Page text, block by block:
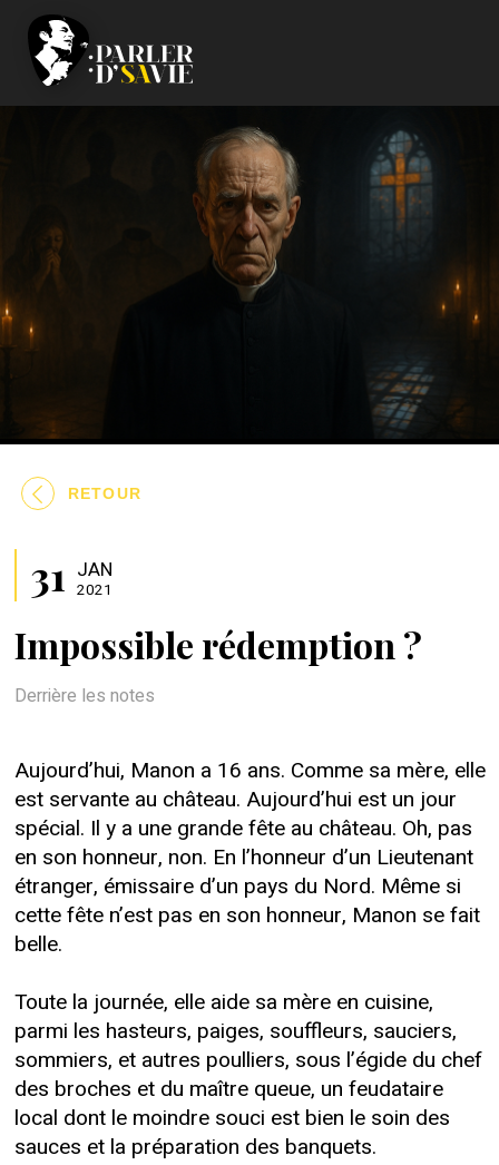
RETOUR
Impossible rédemption ?
31 JAN
2021
Derrière les notes
Aujourd’hui, Manon a 16 ans. Comme sa mère, elle
est servante au château. Aujourd’hui est un jour
spécial. Il y a une grande fête au château. Oh, pas
en son honneur, non. En l’honneur d’un Lieutenant
étranger, émissaire d’un pays du Nord. Même si
cette fête n’est pas en son honneur, Manon se fait
belle.
Toute la journée, elle aide sa mère en cuisine,
parmi les hasteurs, paiges, souffleurs, sauciers,
sommiers, et autres poulliers, sous l’égide du chef
des broches et du maître queue, un feudataire
local dont le moindre souci est bien le soin des
sauces et la préparation des banquets.